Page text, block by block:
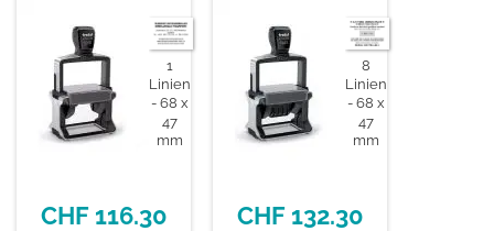
1
Linien
68 x
47
mm
CHF 116.30
8
Linien
68 x
47
mm
CHF 132.30